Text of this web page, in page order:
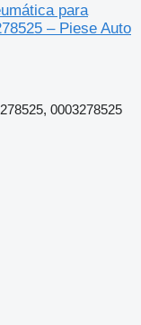
para
– Piese Auto
0003278525